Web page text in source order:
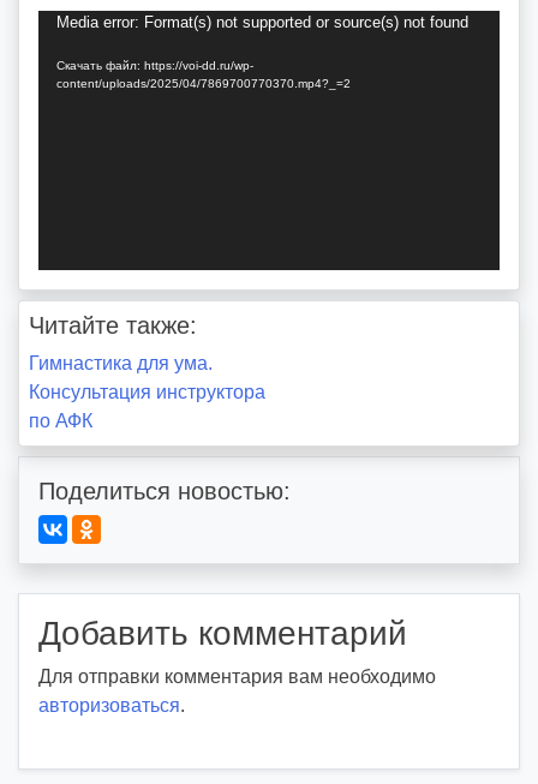
Видеоплеер
Media error: Format(s) not supported or source(s) not found
Скачать файл: https://voi-dd.ru/wp-
content/uploads/2025/04/7869700770370.mp4?_=2
Читайте также:
Навигация
по
записям
Гимнастика для ума.
Консультация инструктора
по АФК
Поделиться новостью:
Добавить комментарий
Для отправки комментария вам необходимо
авторизоваться.